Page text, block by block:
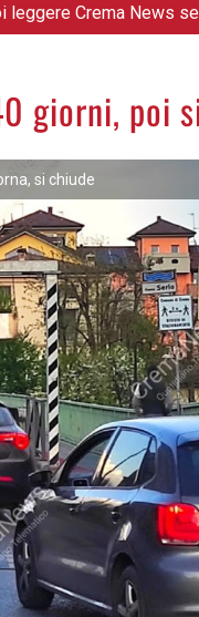
leggere Crema News
giorni, poi
si chiude